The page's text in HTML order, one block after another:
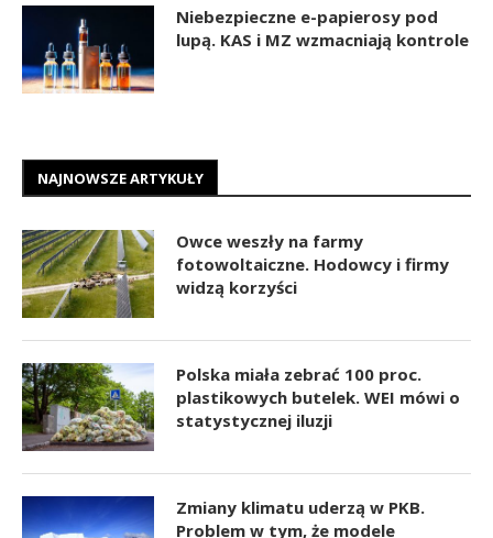
Niebezpieczne e-papierosy pod
lupą. KAS i MZ wzmacniają kontrole
NAJNOWSZE ARTYKUŁY
Owce weszły na farmy
fotowoltaiczne. Hodowcy i firmy
widzą korzyści
Polska miała zebrać 100 proc.
plastikowych butelek. WEI mówi o
statystycznej iluzji
Zmiany klimatu uderzą w PKB.
Problem w tym, że modele